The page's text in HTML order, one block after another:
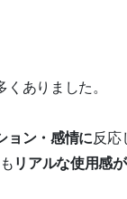
ありました。
ョン・感情に反応
リアルな使用感